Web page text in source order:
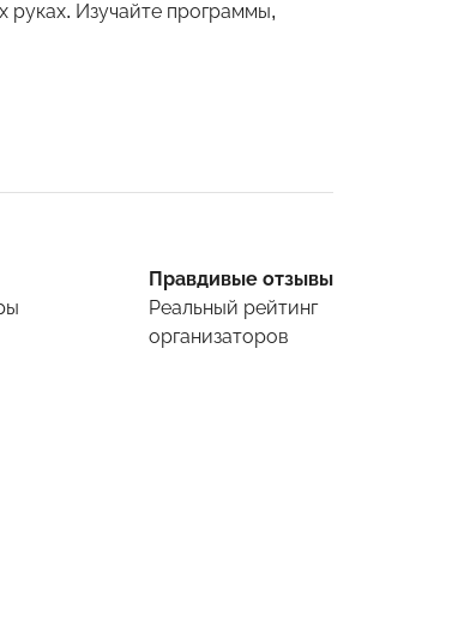
Изучайте программы,
Правдивые отзывы
Реальный рейтинг
организаторов